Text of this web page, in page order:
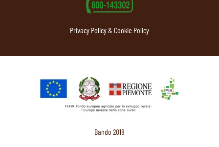
Privacy Policy & Cookie Policy
Bando 2018